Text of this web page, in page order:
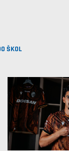
ŠKOL